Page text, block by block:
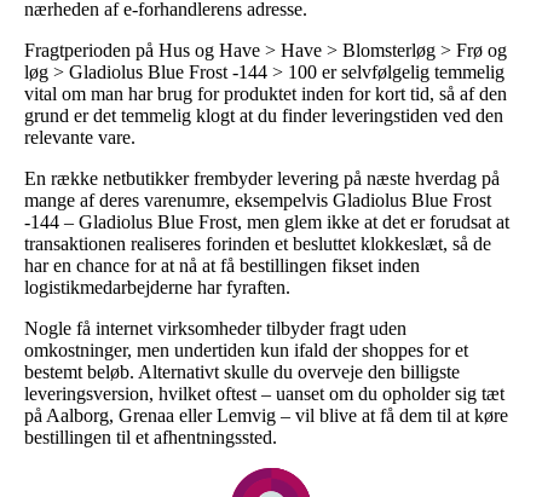
nærheden af e-forhandlerens adresse.
Fragtperioden på Hus og Have > Have > Blomsterløg > Frø og
løg > Gladiolus Blue Frost -144 > 100 er selvfølgelig temmelig
vital om man har brug for produktet inden for kort tid, så af den
grund er det temmelig klogt at du finder leveringstiden ved den
relevante vare.
En række netbutikker frembyder levering på næste hverdag på
mange af deres varenumre, eksempelvis Gladiolus Blue Frost
-144 – Gladiolus Blue Frost, men glem ikke at det er forudsat at
transaktionen realiseres forinden et besluttet klokkeslæt, så de
har en chance for at nå at få bestillingen fikset inden
logistikmedarbejderne har fyraften.
Nogle få internet virksomheder tilbyder fragt uden
omkostninger, men undertiden kun ifald der shoppes for et
bestemt beløb. Alternativt skulle du overveje den billigste
leveringsversion, hvilket oftest – uanset om du opholder sig tæt
på Aalborg, Grenaa eller Lemvig – vil blive at få dem til at køre
bestillingen til et afhentningssted.